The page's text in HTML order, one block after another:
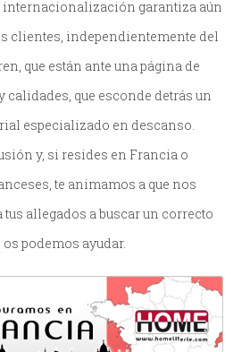
internacionalización garantiza aún
clientes, independientemente del
que están ante una página de
calidades, que esconde detrás un
especializado en descanso.
y, si resides en Francia o
te animamos a que nos
allegados a buscar un correcto
os podemos ayudar.